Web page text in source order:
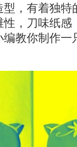
，有着独特
，刀味纸感
教你制作一